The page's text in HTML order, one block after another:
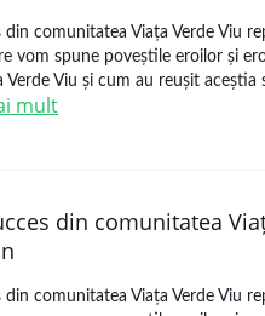
din comunitatea Viața Verde Viu
vom spune poveștile eroilor și
Verde Viu și cum au reușit aceștia
mult
din comunitatea
din comunitatea Viața Verde Viu